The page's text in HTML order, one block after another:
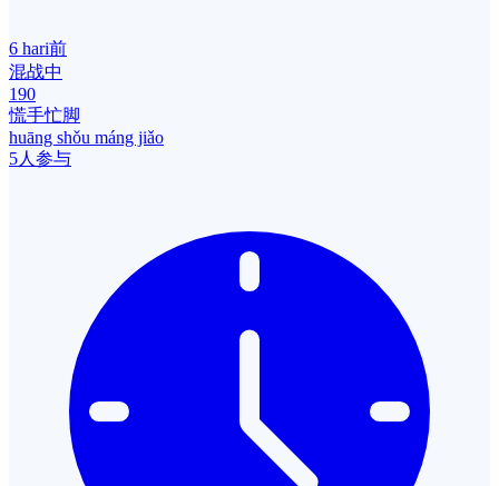
6 hari前
混战中
190
慌手忙脚
huāng shǒu máng jiǎo
5人参与